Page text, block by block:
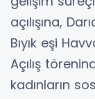
açılışına,
Bıyık eşi
Açılış
kadınların